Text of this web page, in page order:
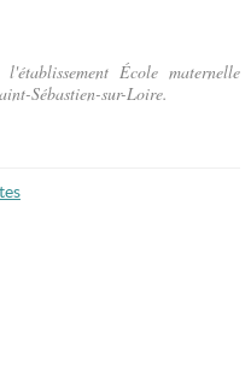
École maternelle
Sébastien-sur-Loire.